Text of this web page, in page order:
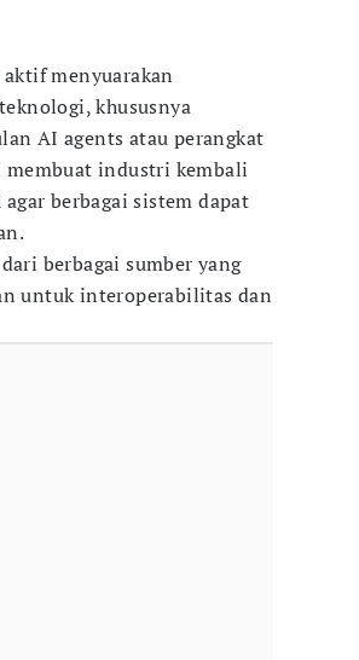
menyuarakan
khususnya
AI agents atau perangkat
membuat industri kembali
berbagai sistem dapat
berbagai sumber yang
untuk interoperabilitas dan